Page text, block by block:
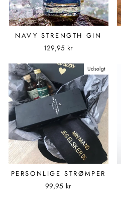
NAVY STRENGTH GIN
129,95 kr
Udsolgt
PERSONLIGE STRØMPER
99,95 kr